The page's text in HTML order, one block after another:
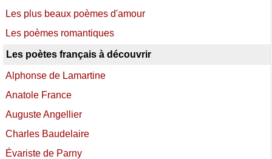
Les plus beaux poèmes d'amour
Les poèmes romantiques
Les poètes français à découvrir
Alphonse de Lamartine
Anatole France
Auguste Angellier
Charles Baudelaire
Évariste de Parny